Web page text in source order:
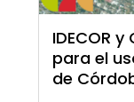
IDECOR
para el
de